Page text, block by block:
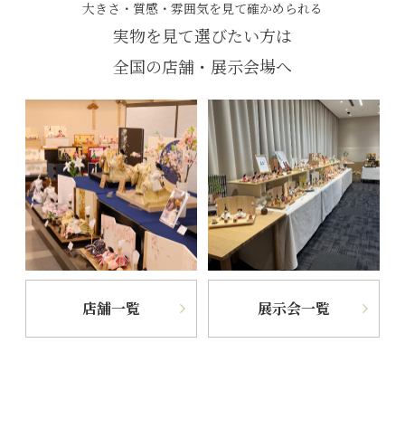
大きさ・質感・雰囲気を見て確かめられる
実物を見て選びたい方は
全国の店舗・展示会場へ
店舗一覧 展示会一覧